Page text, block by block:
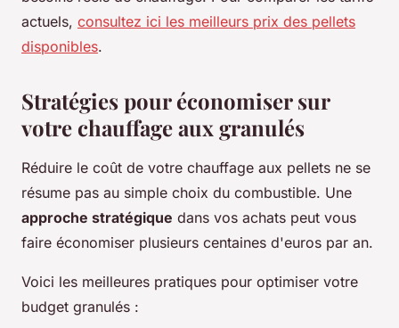
actuels, consultez ici les meilleurs prix des pellets
disponibles.
Stratégies pour économiser sur
votre chauffage aux granulés
Réduire le coût de votre chauffage aux pellets ne se
résume pas au simple choix du combustible. Une
approche stratégique dans vos achats peut vous
faire économiser plusieurs centaines d'euros par an.
Voici les meilleures pratiques pour optimiser votre
budget granulés :